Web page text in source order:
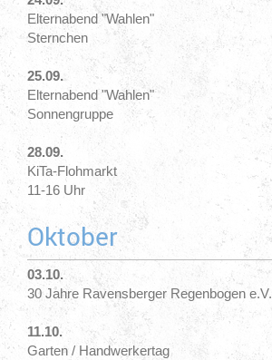
Elternabend "Wahlen"
Sternchen
25.09.
Elternabend "Wahlen"
Sonnengruppe
28.09.
KiTa-Flohmarkt
11-16 Uhr
Oktober
03.10.
30 Jahre Ravensberger Regenbogen e.V.
11.10.
Garten / Handwerkertag